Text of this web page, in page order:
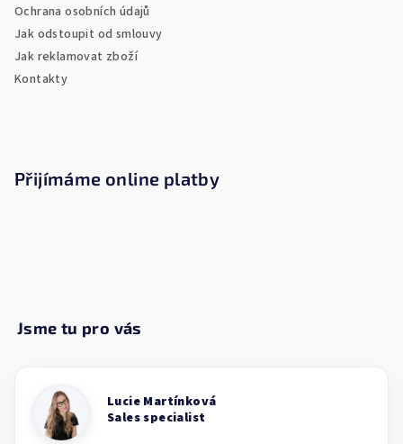
Ochrana osobních údajů
Jak odstoupit od smlouvy
Jak reklamovat zboží
Kontakty
Přijímáme online platby